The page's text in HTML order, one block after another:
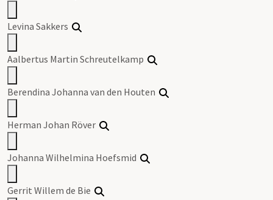
Levina Sakkers
Aalbertus Martin Schreutelkamp
Berendina Johanna van den Houten
Herman Johan Röver
Johanna Wilhelmina Hoefsmid
Gerrit Willem de Bie